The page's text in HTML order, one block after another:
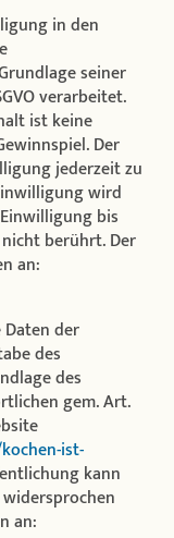
in den
seiner
verarbeitet.
ist keine
Der
jederzeit zu
wird
bis
berührt. Der
an:
der
des
des
gem. Art.
ist-
kann
an: